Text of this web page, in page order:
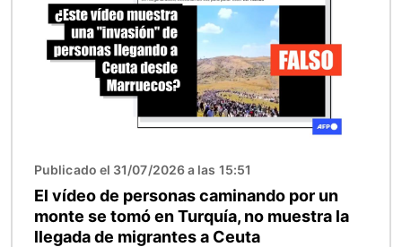
Publicado el 31/07/2026 a las 15:51
El vídeo de personas caminando por un
monte se tomó en Turquía, no muestra la
llegada de migrantes a Ceuta